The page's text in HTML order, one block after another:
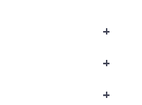
+
+
+